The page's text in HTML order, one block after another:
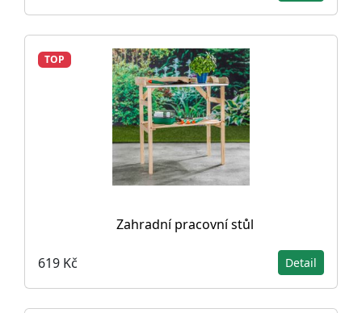
TOP
Zahradní pracovní stůl
619 Kč Detail